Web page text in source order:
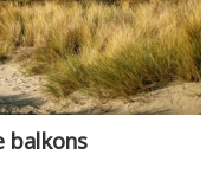
balkons